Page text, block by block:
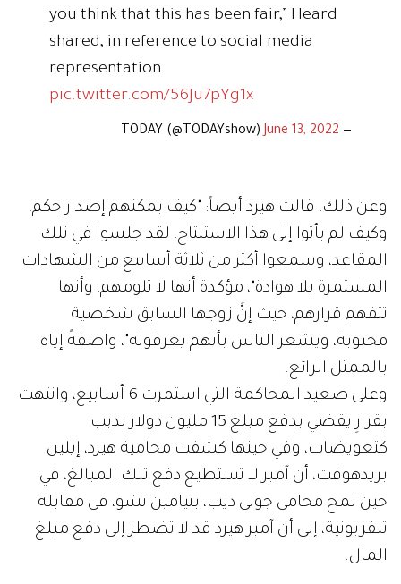
you think that this has been fair,” Heard
shared, in reference to social media
representation.
pic.twitter.com/56Ju7pYg1x
— TODAY (@TODAYshow)
June 13, 2022
وعن ذلك، قالت هيرد أيضاً: "كيف يمكنهم إصدار حكم،
وكيف لم يأتوا إلى هذا الاستنتاج، لقد جلسوا في تلك
المقاعد، وسمعوا أكثر من ثلاثة أسابيع من الشهادات
المستمرة بلا هوادة"، مؤكدة أنها لا تلومهم، وأنها
تتفهم قرارهم، حيث إنَّ زوجها السابق شخصية
محبوبة، ويشعر الناس بأنهم يعرفونه"، واصفةً إياه
بالممثل الرائع.
وعلى صعيد المحاكمة التي استمرت 6 أسابيع، وانتهت
بقرارِ يقضي بدفع مبلغ 15 مليون دولار لديب
كتعويضات، وفي حينها كشفت محامية هيرد، إيلين
بريدهوفت، أن آمبر لا تستطيع دفع تلك المبالغ، في
حين لمح محامي جوني ديب، بنيامين تشو، في مقابلة
تلفزيونية، إلى أن آمبر هيرد قد لا تضطر إلى دفع مبلغ
المال.